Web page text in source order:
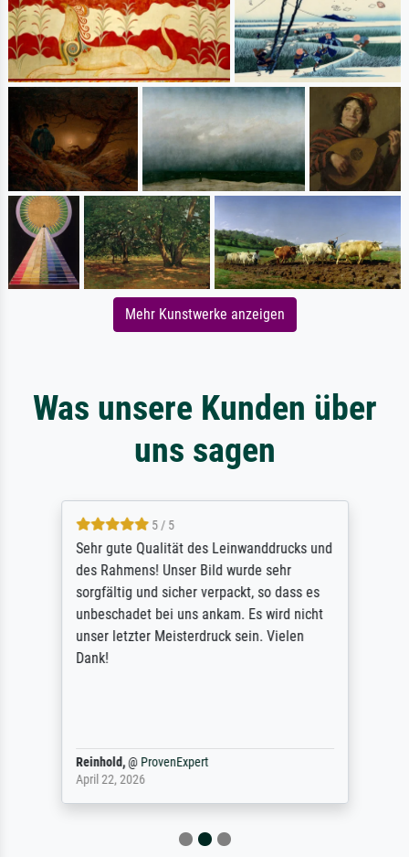
Mehr Kunstwerke anzeigen
Was unsere Kunden über
uns sagen
5 / 5
Sehr gute Qualität des Leinwanddrucks und
des Rahmens! Unser Bild wurde sehr
sorgfältig und sicher verpackt, so dass es
unbeschadet bei uns ankam. Es wird nicht
unser letzter Meisterdruck sein. Vielen
Dank!
Reinhold,@ ProvenExpert
April 22, 2026